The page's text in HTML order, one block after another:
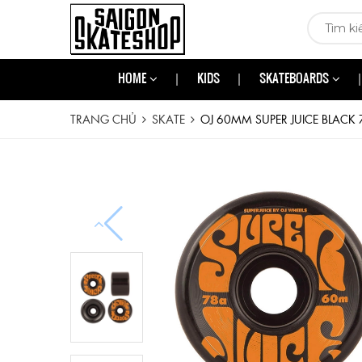
HOME KIDS SKATEBOARDS
TRANG CHỦ SKATE OJ 60MM SUPER JUICE BLACK